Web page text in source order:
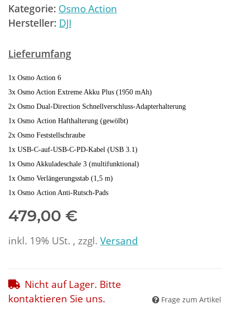
Kategorie: Osmo Action
Hersteller: DJI
Lieferumfang
1x Osmo Action 6
3x Osmo Action Extreme Akku Plus (1950 mAh)
2x Osmo Dual-Direction Schnellverschluss-Adapterhalterung
1x Osmo Action Hafthalterung (gewölbt)
2x Osmo Feststellschraube
1x USB-C-auf-USB-C-PD-Kabel (USB 3.1)
1x Osmo Akkuladeschale 3 (multifunktional)
1x Osmo Verlängerungsstab (1,5 m)
1x Osmo Action Anti-Rutsch-Pads
479,00 €
inkl. 19% USt. , zzgl. Versand
Nicht auf Lager. Bitte
kontaktieren Sie uns.
Frage zum Artikel